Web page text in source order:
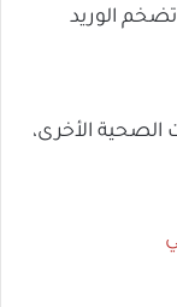
الوريد
الصحية الأخرى،